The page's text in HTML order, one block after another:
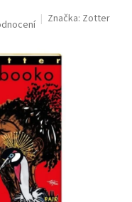
Značka: Zotter